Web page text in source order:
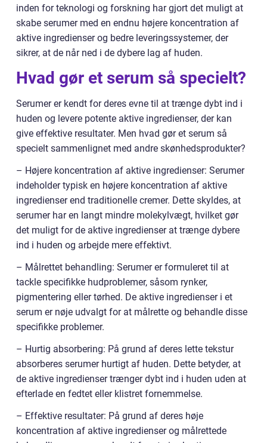
inden for teknologi og forskning har gjort det muligt at
skabe serumer med en endnu højere koncentration af
aktive ingredienser og bedre leveringssystemer, der
sikrer, at de når ned i de dybere lag af huden.
Hvad gør et serum så specielt?
Serumer er kendt for deres evne til at trænge dybt ind i
huden og levere potente aktive ingredienser, der kan
give effektive resultater. Men hvad gør et serum så
specielt sammenlignet med andre skønhedsprodukter?
– Højere koncentration af aktive ingredienser: Serumer
indeholder typisk en højere koncentration af aktive
ingredienser end traditionelle cremer. Dette skyldes, at
serumer har en langt mindre molekylvægt, hvilket gør
det muligt for de aktive ingredienser at trænge dybere
ind i huden og arbejde mere effektivt.
– Målrettet behandling: Serumer er formuleret til at
tackle specifikke hudproblemer, såsom rynker,
pigmentering eller tørhed. De aktive ingredienser i et
serum er nøje udvalgt for at målrette og behandle disse
specifikke problemer.
– Hurtig absorbering: På grund af deres lette tekstur
absorberes serumer hurtigt af huden. Dette betyder, at
de aktive ingredienser trænger dybt ind i huden uden at
efterlade en fedtet eller klistret fornemmelse.
– Effektive resultater: På grund af deres høje
koncentration af aktive ingredienser og målrettede